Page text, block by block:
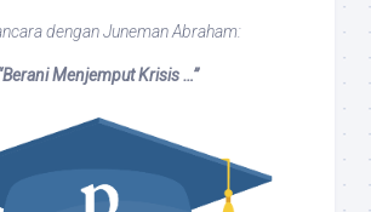
dengan Juneman Abraham:
Menjemput Krisis …”